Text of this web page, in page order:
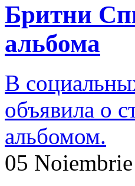
Бритни
альбома
В
объявила о
альбомом.
05